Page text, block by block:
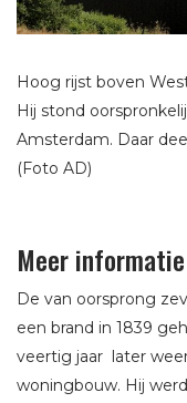
Hoog rijst boven
Hij stond
Amsterdam. Daar
(Foto AD)
Meer informatie
De van oorsprong
een brand in 1839
veertig jaar later
woningbouw. Hij